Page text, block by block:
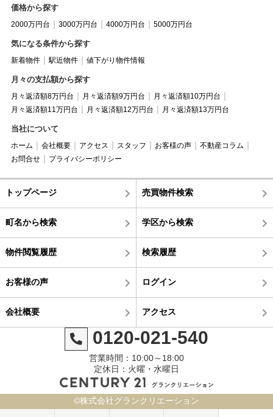
価格から探す
2000万円台 3000万円台 4000万円台 5000万円台
気になる条件から探す
新着物件 駅近物件 値下がり物件情報
月々の支払額から探す
月々返済額8万円台 月々返済額9万円台
月々返済額10万円台
月々返済額11万円台
月々返済額12万円台 月々返済額13万円台
当社について
ホーム 会社概要 アクセス スタッフ お客様の声
不動産コラム
お問合せ
プライバシーポリシー
トップページ 売買物件検索
町名から検索 学区から検索
物件閲覧履歴 検索履歴
お客様の声 ログイン
会社概要 アクセス
0120-021-540
営業時間：10:00～18:00
定休日：火曜・水曜日
©株式会社グランクリエーション